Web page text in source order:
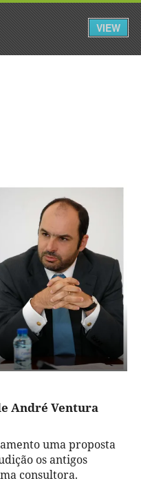
Iniciar Sessão
André Ventura
uma proposta
os antigos
consultora.
VIEW